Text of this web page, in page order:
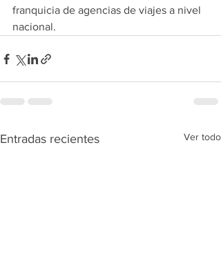
franquicia de agencias de viajes a nivel
nacional.
Entradas recientes Ver todo